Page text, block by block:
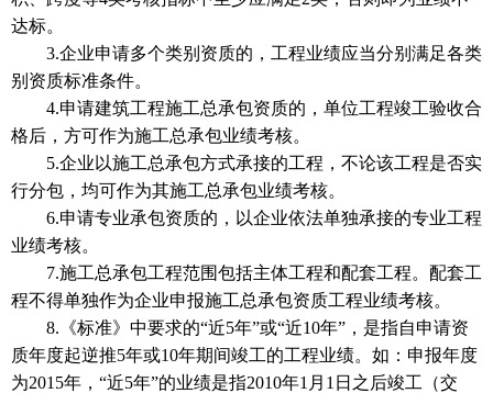
达标。
3.企业申请多个类别资质的，工程业绩应当分别满足各类
别资质标准条件。
4.申请建筑工程施工总承包资质的，单位工程竣工验收合
格后，方可作为施工总承包业绩考核。
5.企业以施工总承包方式承接的工程，不论该工程是否实
行分包，均可作为其施工总承包业绩考核。
6.申请专业承包资质的，以企业依法单独承接的专业工程
业绩考核。
7.施工总承包工程范围包括主体工程和配套工程。配套工
程不得单独作为企业申报施工总承包资质工程业绩考核。
8.《标准》中要求的“近5年”或“近10年”，是指自申请资
质年度起逆推5年或10年期间竣工的工程业绩。如：申报年度
为2015年，“近5年”的业绩是指2010年1月1日之后竣工（交